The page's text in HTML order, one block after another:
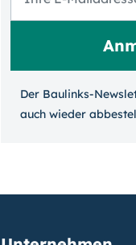
Der Baulinks-
auch wieder